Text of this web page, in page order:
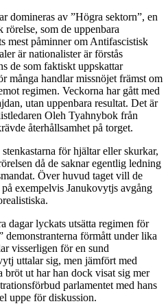
domineras av ”Högra sektorn”, en
som de uppenbara
mest påminner om Antifascistisk
är nationalister är förstås
de som faktiskt uppskattar
många handlar missnöjet främst om
regimen. Veckorna har gått med
utan uppenbara resultat. Det är
Oleh Tyahnybok från
återhållsamhet på torget.
för hjältar eller skurkar,
då de saknar egentlig ledning
Över huvud taget vill de
exempelvis Janukovytjs avgång
dagar lyckats utsätta regimen för
demonstranterna förmått under lika
visserligen för en sund
uttalar sig, men jämfört med
bröt ut har han dock visat sig mer
parlamentet med hans
uppe för diskussion.